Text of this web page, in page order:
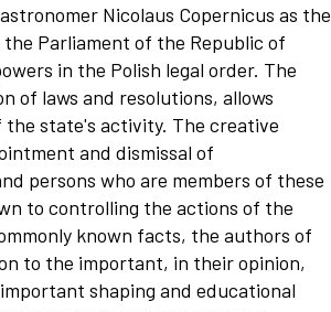
Nicolaus Copernicus as the
Parliament of the Republic of
in the Polish legal order. The
of laws and resolutions, allows
state's activity. The creative
and dismissal of
persons who are members of these
to controlling the actions of the
known facts, the authors of
to the important, in their opinion,
shaping and educational